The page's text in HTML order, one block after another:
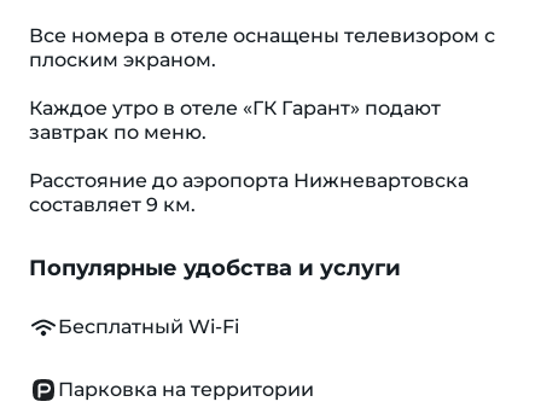
Все номера в отеле оснащены телевизором с
плоским экраном.
Каждое утро в отеле «ГК Гарант» подают
завтрак по меню.
Расстояние до аэропорта Нижневартовска
составляет 9 км.
Популярные удобства и услуги
Бесплатный Wi-Fi
Парковка на территории